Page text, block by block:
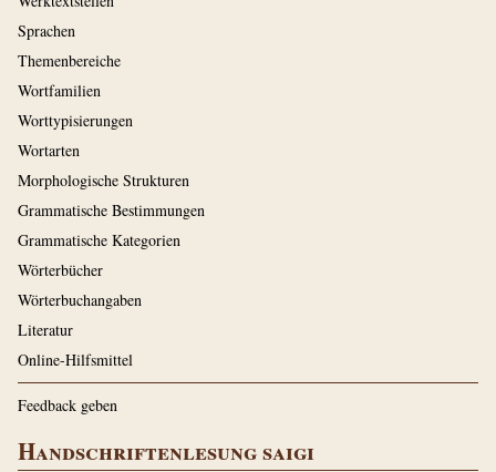
Sprachen
Themenbereiche
Wortfamilien
Worttypisierungen
Wortarten
Morphologische Strukturen
Grammatische Bestimmungen
Grammatische Kategorien
Wörterbücher
Wörterbuchangaben
Literatur
Online-Hilfsmittel
Feedback geben
Handschriftenlesung saigi